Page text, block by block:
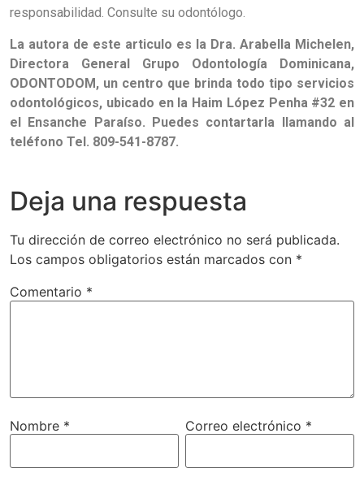
responsabilidad. Consulte su odontólogo.
La autora de este articulo es la Dra. Arabella Michelen,
Directora General Grupo Odontología Dominicana,
ODONTODOM, un centro que brinda todo tipo servicios
odontológicos, ubicado en la Haim López Penha #32 en
el Ensanche Paraíso. Puedes contartarla llamando al
teléfono Tel. 809-541-8787.
Deja una respuesta
Tu dirección de correo electrónico no será publicada.
Los campos obligatorios están marcados con *
Comentario *
Nombre * Correo electrónico *